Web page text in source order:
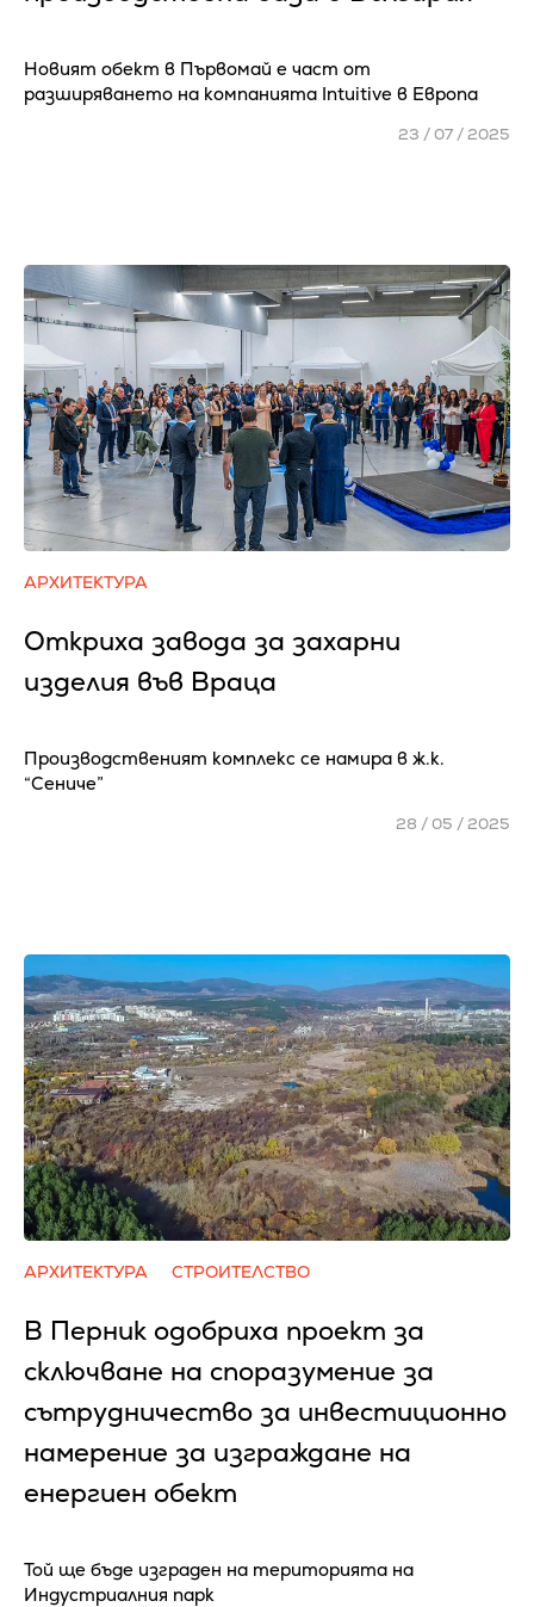
Новият обект в Първомай е част от
разширяването на компанията Intuitive в Европа
23 / 07 / 2025
АРХИТЕКТУРА
Откриха завода за захарни
изделия във Враца
Производственият комплекс се намира в ж.к.
“Сениче”
28 / 05 / 2025
АРХИТЕКТУРА СТРОИТЕЛСТВО
В Перник одобриха проект за
сключване на споразумение за
сътрудничество за инвестиционно
намерение за изграждане на
енергиен обект
Той ще бъде изграден на територията на
Индустриалния парк